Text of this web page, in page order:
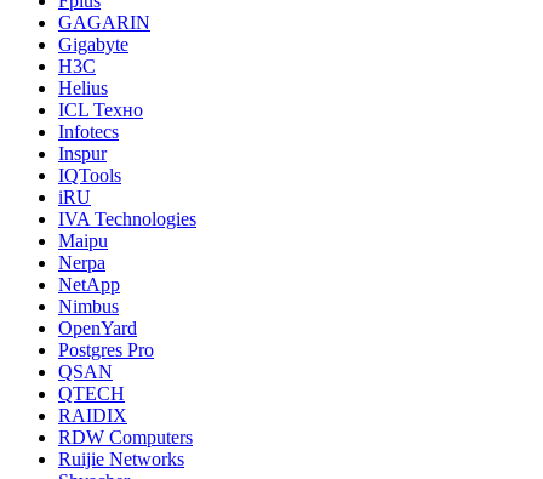
GAGARIN
Gigabyte
H3C
Helius
ICL Техно
Infotecs
Inspur
IQTools
iRU
IVA Technologies
Maipu
Nerpa
NetApp
Nimbus
OpenYard
Postgres Pro
QSAN
QTECH
RAIDIX
RDW Computers
Ruijie Networks